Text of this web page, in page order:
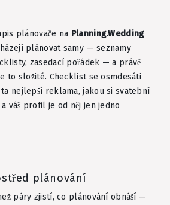
plánovače na Planning.Wedding
plánovat samy — seznamy
zasedací pořádek — a právě
to složité. Checklist se osmdesáti
nejlepší reklama, jakou si svatební
váš profil je od něj jen jedno
plánování
páry zjistí, co plánování obnáší —